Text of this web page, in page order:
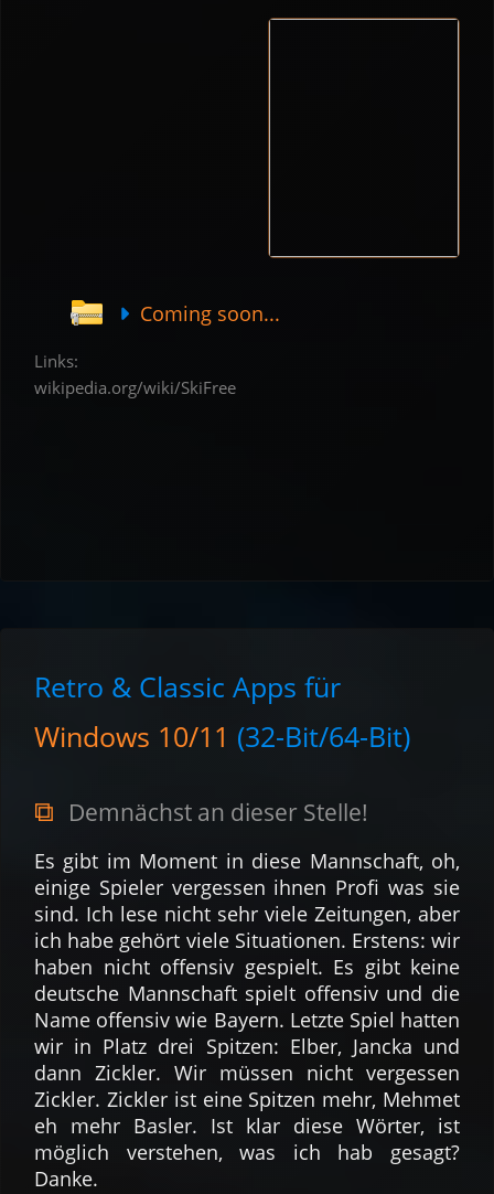
Coming soon...
Links:
wikipedia.org/wiki/SkiFree
Retro & Classic Apps für
Windows 10/11 (32-Bit/64-Bit)
Demnächst an dieser Stelle!
Es gibt im Moment in diese Mannschaft, oh,
einige Spieler vergessen ihnen Profi was sie
sind. Ich lese nicht sehr viele Zeitungen, aber
ich habe gehört viele Situationen. Erstens: wir
haben nicht offensiv gespielt. Es gibt keine
deutsche Mannschaft spielt offensiv und die
Name offensiv wie Bayern. Letzte Spiel hatten
wir in Platz drei Spitzen: Elber, Jancka und
dann Zickler. Wir müssen nicht vergessen
Zickler. Zickler ist eine Spitzen mehr, Mehmet
eh mehr Basler. Ist klar diese Wörter, ist
möglich verstehen, was ich hab gesagt?
Danke.